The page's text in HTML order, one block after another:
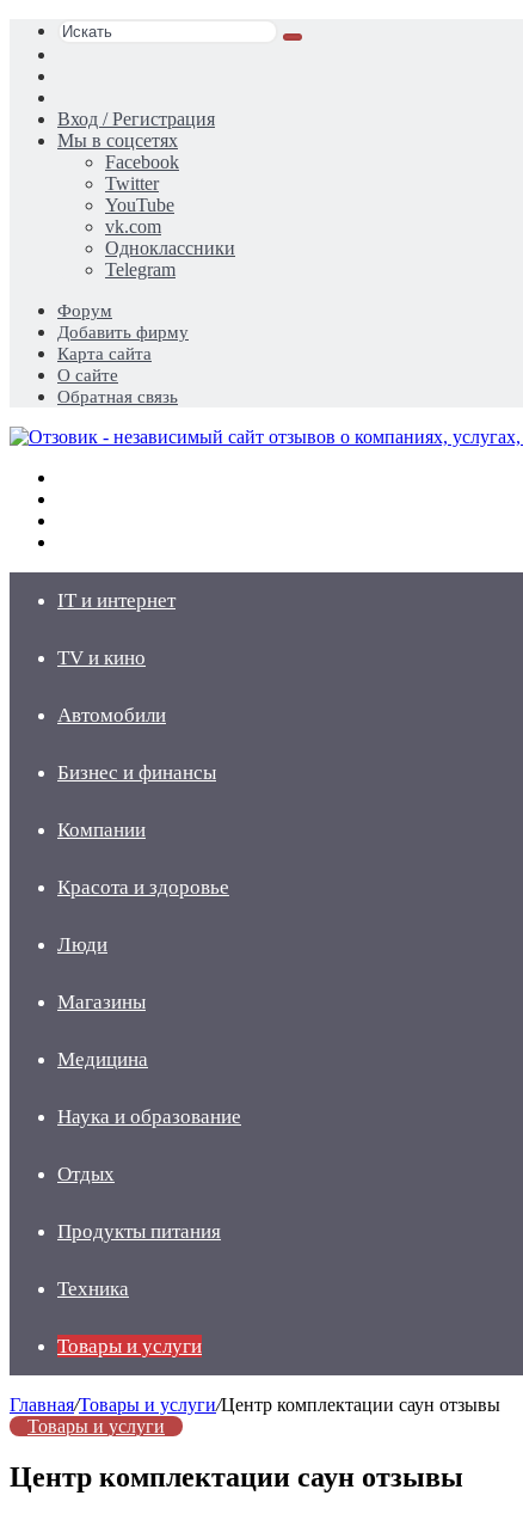
Искать
статья
Вход / Регистрация
Мы в соцсетях
Facebook
Twitter
YouTube
vk.com
Одноклассники
Telegram
Форум
Добавить фирму
Карта сайта
О сайте
Обратная связь
IT и интернет
TV и кино
Автомобили
Бизнес и финансы
Компании
Красота и здоровье
Люди
Магазины
Медицина
Наука и образование
Отдых
Продукты питания
Техника
Товары и услуги
Главная/Товары и услуги/Центр комплектации саун отзывы
Товары и услуги
Центр комплектации саун отзывы